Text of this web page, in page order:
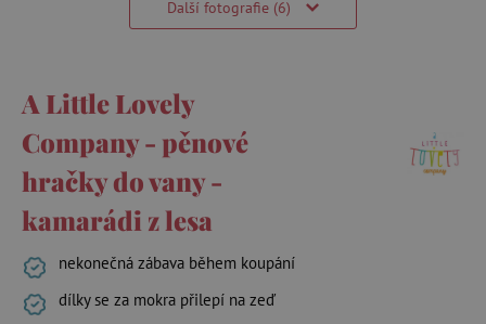
Další fotografie (6)
A Little Lovely
Company - pěnové
hračky do vany -
kamarádi z lesa
nekonečná zábava během koupání
dílky se za mokra přilepí na zeď